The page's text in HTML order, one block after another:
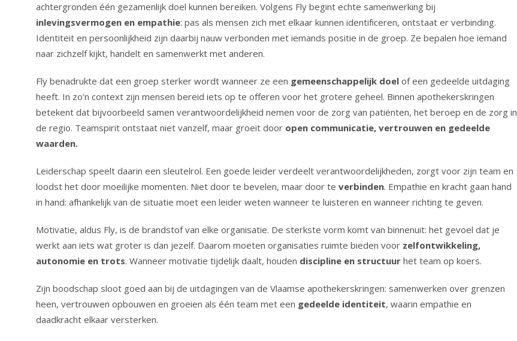
achtergronden één gezamenlijk doel kunnen bereiken. Volgens Fly begint echte samenwerking bij
inlevingsvermogen en empathie: pas als mensen zich met elkaar kunnen identificeren, ontstaat er verbinding.
Identiteit en persoonlijkheid zijn daarbij nauw verbonden met iemands positie in de groep. Ze bepalen hoe iemand
naar zichzelf kijkt, handelt en samenwerkt met anderen.
Fly benadrukte dat een groep sterker wordt wanneer ze een gemeenschappelijk doel of een gedeelde uitdaging
heeft. In zo’n context zijn mensen bereid iets op te offeren voor het grotere geheel. Binnen apothekerskringen
betekent dat bijvoorbeeld samen verantwoordelijkheid nemen voor de zorg van patiënten, het beroep en de zorg in
de regio. Teamspirit ontstaat niet vanzelf, maar groeit door open communicatie, vertrouwen en gedeelde
waarden.
Leiderschap speelt daarin een sleutelrol. Een goede leider verdeelt verantwoordelijkheden, zorgt voor zijn team en
loodst het door moeilijke momenten. Niet door te bevelen, maar door te verbinden. Empathie en kracht gaan hand
in hand: afhankelijk van de situatie moet een leider weten wanneer te luisteren en wanneer richting te geven.
Motivatie, aldus Fly, is de brandstof van elke organisatie. De sterkste vorm komt van binnenuit: het gevoel dat je
werkt aan iets wat groter is dan jezelf. Daarom moeten organisaties ruimte bieden voor zelfontwikkeling,
autonomie en trots. Wanneer motivatie tijdelijk daalt, houden discipline en structuur het team op koers.
Zijn boodschap sloot goed aan bij de uitdagingen van de Vlaamse apothekerskringen: samenwerken over grenzen
heen, vertrouwen opbouwen en groeien als één team met een gedeelde identiteit, waarin empathie en
daadkracht elkaar versterken.